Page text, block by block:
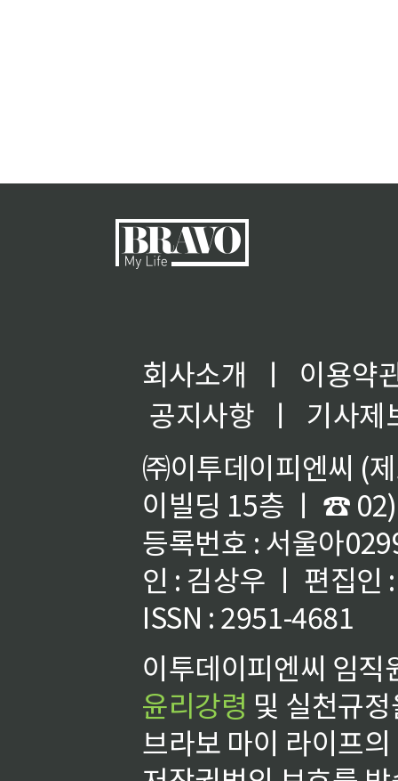
회사소개 ㅣ
이용약
공지사항
ㅣ
기사제
㈜이투데이피엔씨 (
이빌딩 15층 ㅣ ☎
등록번호 : 서울아
인 : 김상우 ㅣ 편집인
ISSN : 2951-4681
이투데이피엔씨 임
윤리강령 및 실천규
브라보 마이 라이프